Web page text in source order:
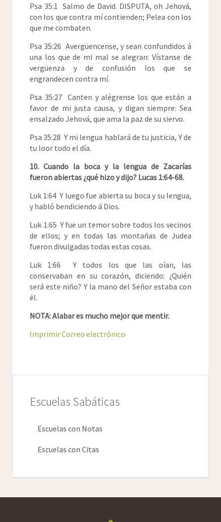
Psa 35:1 Salmo de David. DISPUTA, oh Jehová,
con los que contra mí contienden; Pelea con los
que me combaten.
Psa 35:26 Avergüencense, y sean confundidos á
una los que de mi mal se alegran: Vístanse de
vergüenza y de confusión los que se
engrandecen contra mí.
Psa 35:27 Canten y alégrense los que están a
favor de mi justa causa, y digan siempre: Sea
ensalzado Jehová, que ama la paz de su siervo.
Psa 35:28 Y mi lengua hablará de tu justicia, Y de
tu loor todo el día.
10. Cuando la boca y la lengua de Zacarías
fueron abiertas ¿qué hizo y dijo? Lucas 1:64-68.
Luk 1:64 Y luego fue abierta su boca y su lengua,
y habló bendiciendo á Dios.
Luk 1:65 Y fue un temor sobre todos los vecinos
de ellos; y en todas las montañas de Judea
fueron divulgadas todas estas cosas.
Luk 1:66 Y todos los que las oían, las
conservaban en su corazón, diciendo: ¿Quién
será este niño? Y la mano del Señor estaba con
él.
NOTA: Alabar es mucho mejor que mentir.
ImprimirCorreo electrónico
Escuelas Sabáticas
Escuelas con Notas
Escuelas con Citas